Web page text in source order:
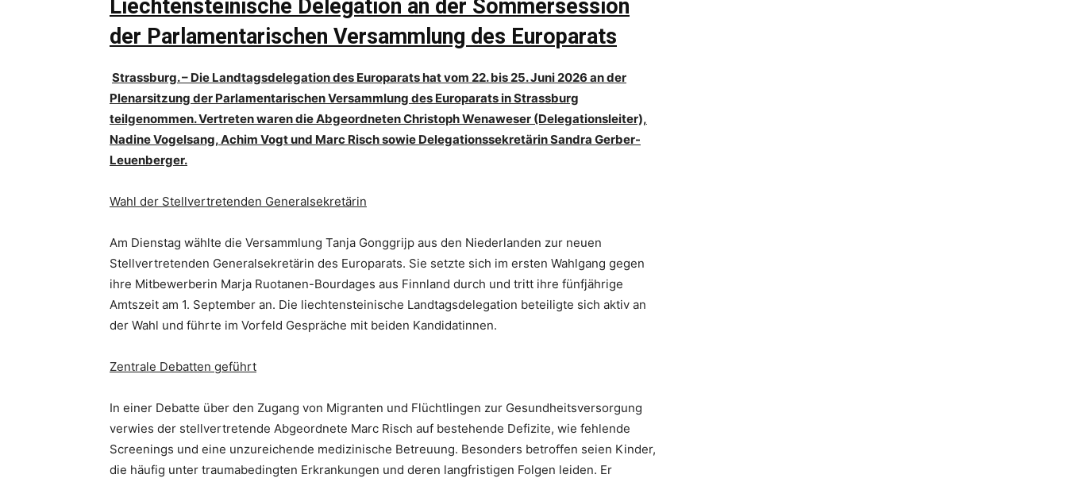
Liechtensteinische Delegation an der Sommersession
der Parlamentarischen Versammlung des Europarats
Strassburg. – Die Landtagsdelegation des Europarats hat vom 22. bis 25. Juni 2026 an der
Plenarsitzung der Parlamentarischen Versammlung des Europarats in Strassburg
teilgenommen. Vertreten waren die Abgeordneten Christoph Wenaweser (Delegationsleiter),
Nadine Vogelsang, Achim Vogt und Marc Risch sowie Delegationssekretärin Sandra Gerber-
Leuenberger.
Wahl der Stellvertretenden Generalsekretärin
Am Dienstag wählte die Versammlung Tanja Gonggrijp aus den Niederlanden zur neuen
Stellvertretenden Generalsekretärin des Europarats. Sie setzte sich im ersten Wahlgang gegen
ihre Mitbewerberin Marja Ruotanen-Bourdages aus Finnland durch und tritt ihre fünfjährige
Amtszeit am 1. September an. Die liechtensteinische Landtagsdelegation beteiligte sich aktiv an
der Wahl und führte im Vorfeld Gespräche mit beiden Kandidatinnen.
Zentrale Debatten geführt
In einer Debatte über den Zugang von Migranten und Flüchtlingen zur Gesundheitsversorgung
verwies der stellvertretende Abgeordnete Marc Risch auf bestehende Defizite, wie fehlende
Screenings und eine unzureichende medizinische Betreuung. Besonders betroffen seien Kinder,
die häufig unter traumabedingten Erkrankungen und deren langfristigen Folgen leiden. Er